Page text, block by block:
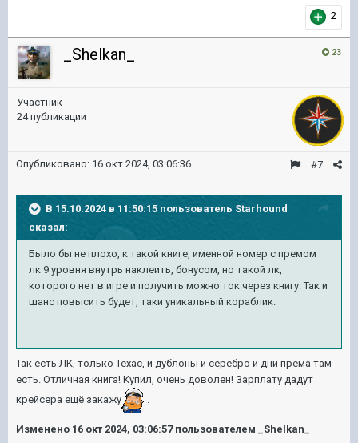
2
23
_Shelkan_
Участник
24 публикации
#7
Опубликовано: 16 окт 2024, 03:06:36
В 15.10.2024 в 11:50:15 пользователь Starhound
сказал:
Было бы не плохо, к такой книге, именной номер с премом
лк 9 уровня внутрь наклеить, бонусом, но такой лк,
которого нет в игре и получить можно ток через книгу. Так и
шанс повысить будет, таки уникальный кораблик.
Так есть ЛК, только Техас, и дублоны и серебро и дни према там
есть. Отличная книга! Купил, очень доволен! Зарплату дадут
крейсера ещё закажу
.
Изменено 16 окт 2024, 03:06:57пользователем _Shelkan_